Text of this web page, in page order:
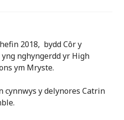
2018, bydd Côr y
nghyngerdd yr High
ym Mryste.
cynnwys y delynores Catrin